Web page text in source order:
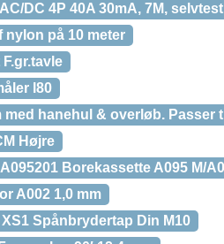
DC 4P 40A 30mA, 7M,
nylon på 10 meter
l80
hanehul & overløb. Passer
Højre
Borekassette A095 M/
A002 1,0 mm
Spånbrydertap Din M10